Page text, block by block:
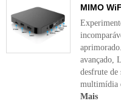
MIMO
avançado,
desfrute de
multimídia
Mais